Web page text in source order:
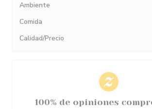
Ambiente
Comida
Calidad/Precio
100% de opiniones